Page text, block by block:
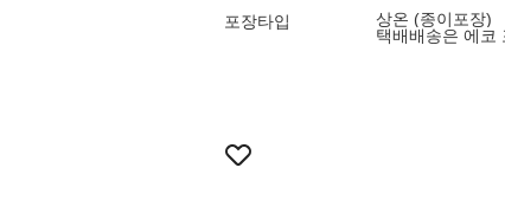
포장타입
상온 (종이포장)
택배배송은 에코